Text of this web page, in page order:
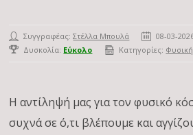
Συγγραφέας:Στέλλα Μπουλά
08-03-
Δυσκολία: Εύκολο Κατηγορίες: Φυσική
Η αντίληψή μας για τον φυσικό
συχνά σε ό,τι βλέπουμε και